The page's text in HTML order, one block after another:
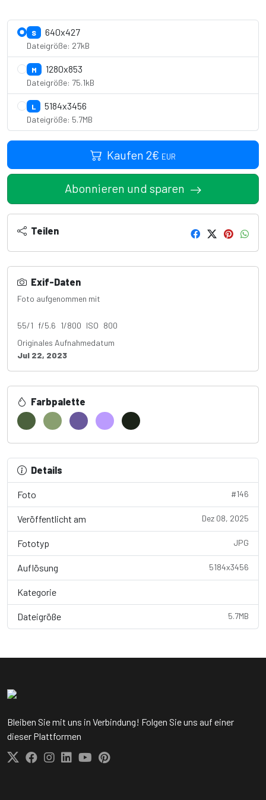
S 640x427
Dateigröße: 27kB
M 1280x853
Dateigröße: 75.1kB
L 5184x3456
Dateigröße: 5.7MB
Kaufen 2€ EUR
Abonnieren und sparen
Teilen
Exif-Daten
Foto aufgenommen mit
55/1 f/5.6 1/800 ISO 800
Originales Aufnahmedatum
Jul 22, 2023
Farbpalette
Details
Foto #146
Veröffentlicht am Dez 08, 2025
Fototyp JPG
Auflösung 5184x3456
Kategorie
Dateigröße 5.7MB
Bleiben Sie mit uns in Verbindung! Folgen Sie uns auf einer
dieser Plattformen